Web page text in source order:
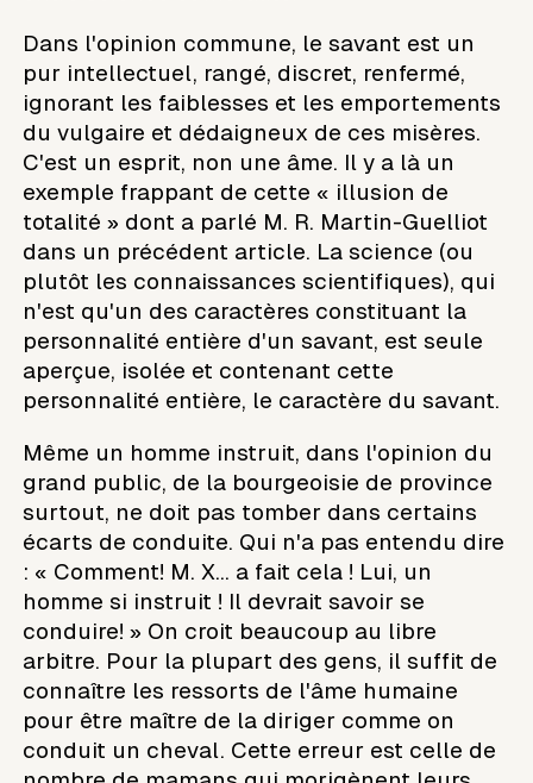
Dans l'opinion commune, le savant est un
pur intellectuel, rangé, discret, renfermé,
ignorant les faiblesses et les emportements
du vulgaire et dédaigneux de ces misères.
C'est un esprit, non une âme. Il y a là un
exemple frappant de cette « illusion de
totalité » dont a parlé M. R. Martin-Guelliot
dans un précédent article. La science (ou
plutôt les connaissances scientifiques), qui
n'est qu'un des caractères constituant la
personnalité entière d'un savant, est seule
aperçue, isolée et contenant cette
personnalité entière, le caractère du savant.
Même un homme instruit, dans l'opinion du
grand public, de la bourgeoisie de province
surtout, ne doit pas tomber dans certains
écarts de conduite. Qui n'a pas entendu dire
: « Comment! M. X... a fait cela ! Lui, un
homme si instruit ! Il devrait savoir se
conduire! » On croit beaucoup au libre
arbitre. Pour la plupart des gens, il suffit de
connaître les ressorts de l'âme humaine
pour être maître de la diriger comme on
conduit un cheval. Cette erreur est celle de